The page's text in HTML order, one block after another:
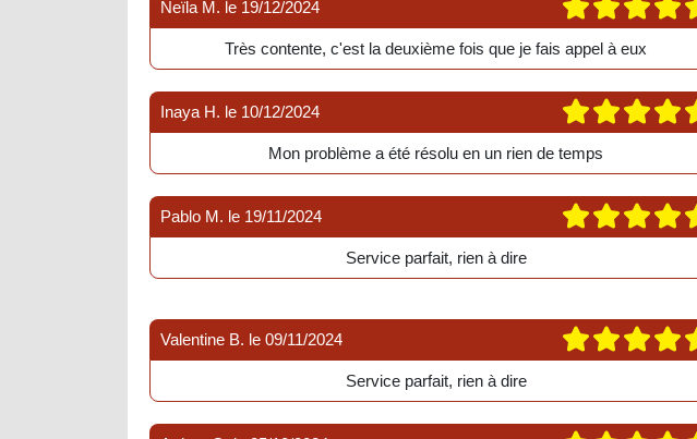
Neïla M. le 19/12/2024
Très contente, c'est la deuxième fois que je fais appel à eux
Inaya H. le 10/12/2024
Mon problème a été résolu en un rien de temps
Pablo M. le 19/11/2024
Service parfait, rien à dire
Valentine B. le 09/11/2024
Service parfait, rien à dire